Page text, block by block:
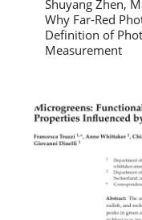
Shuyang Zhen,
Why Far-Red
Definition of
Measurement